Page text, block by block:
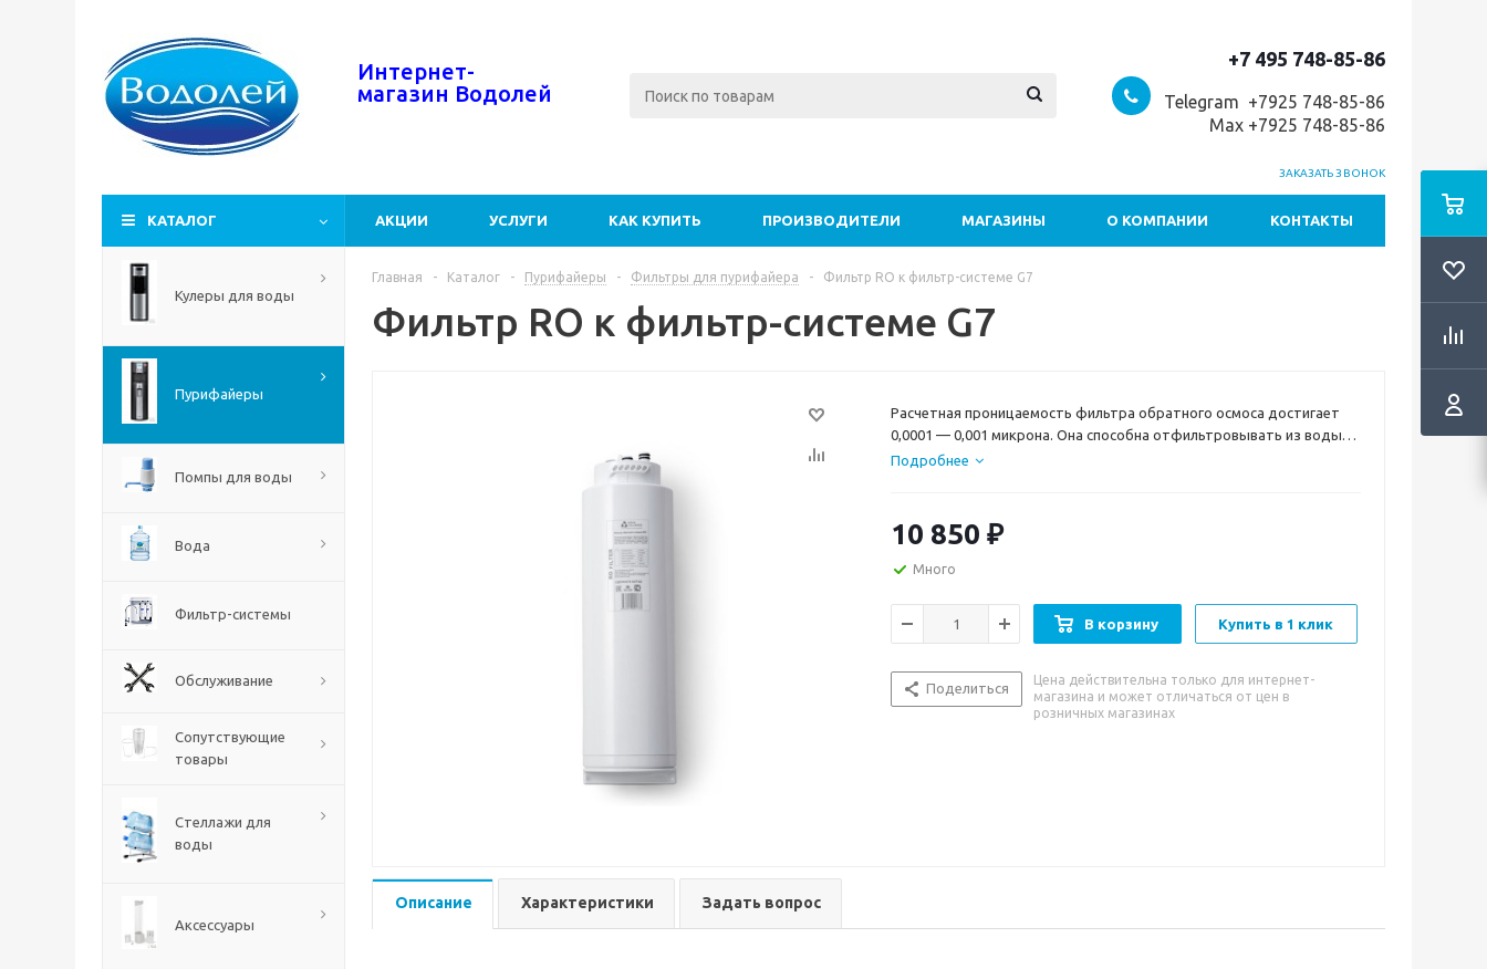
Интернет-
магазин Водолей
+7 495 748-85-86
Telegram +7925 748-85-86
Max +7925 748-85-86
ЗАКАЗАТЬ ЗВОНОК
КАТАЛОГ АКЦИИ УСЛУГИ КАК КУПИТЬ ПРОИЗВОДИТЕЛИ МАГАЗИНЫ О КОМПАНИИ КОНТАКТЫ
Кулеры для воды
Пурифайеры
Помпы для воды
Вода
Фильтр-системы
Обслуживание
Сопутствующие
товары
Стеллажи для
воды
Аксессуары
Главная - Каталог - Пурифайеры - Фильтры для пурифайера - Фильтр RO к фильтр-системе G7
Фильтр RO к фильтр-системе G7
Расчетная проницаемость фильтра обратного осмоса достигает
0,0001 — 0,001 микрона. Она способна отфильтровывать из воды
органику (трихлорметан, тетрахлорид углерода) и тяжелые
Подробнее
10 850 ₽
Много
В корзину Купить в 1 клик
Поделиться
Цена действительна только для интернет-
магазина и может отличаться от цен в
розничных магазинах
Описание Характеристики Задать вопрос